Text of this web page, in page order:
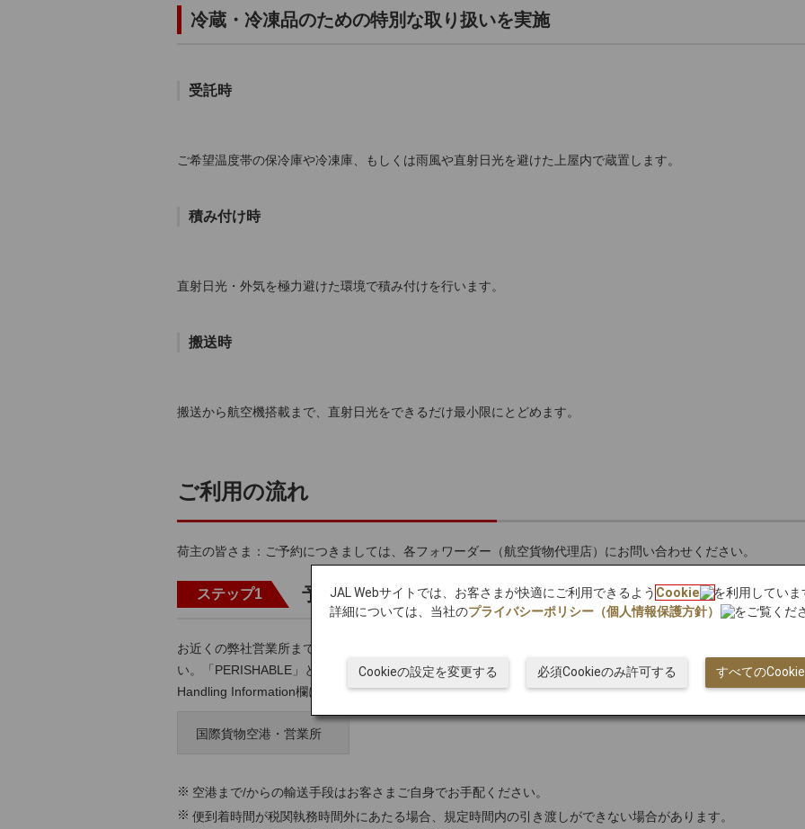
冷蔵・冷凍品のための特別な取り扱いを実施
受託時
ご希望温度帯の保冷庫や冷凍庫、もしくは雨風や直射日光を避けた上屋内で蔵置します。
積み付け時
直射日光・外気を極力避けた環境で積み付けを行います。
搬送時
搬送から航空機搭載まで、直射日光をできるだけ最小限にとどめます。
ご利用の流れ
荷主の皆さま：ご予約につきましては、各フォワーダー（航空貨物代理店）にお問い合わせください。
ステップ1 予約
お近くの弊社営業所までお問い合わせくださ
い。「PERISHABLE」と保管温度帯の指示を
Handling Information欄にご記入ください。
国際貨物空港・営業所
ステップ2 受託
るため、事前にご確認・お問い合わせくださ
い。
ス
引き
ため、
空港まで/からの輸送手段はお客さまご自身でお手配ください。
便到着時間が税関執務時間外にあたる場合、規定時間内の引き渡しができない場合があります。
JAL Webサイトでは、お客さまが快適にご利用できるよう Cookie
を利用していま
詳細については、当社のプライバシーポリシー（個人情報保護方針） をご覧くだ
すべての
必須Cookieのみ許可する
Cookieの設定を変更する